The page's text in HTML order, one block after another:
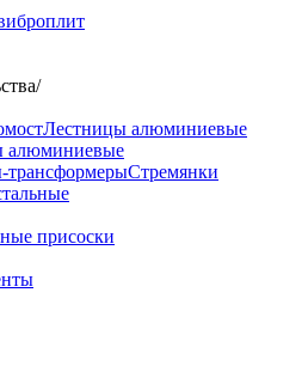
/
Лестницы алюминиевые
алюминиевые
трансформерыСтремянки
присоски